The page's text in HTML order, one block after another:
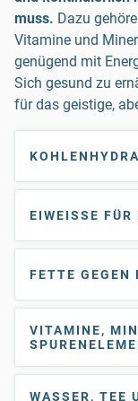
muss. Dazu
Vitamine und
genügend mit
Sich gesund zu
für das geistige,
EIWEISSE FÜR
FETTE GEGEN
VITAMINE,
WASSER, TEE